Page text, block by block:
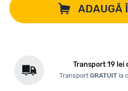
ADAUGĂ
Transport 19 lei
Transport GRATUITla